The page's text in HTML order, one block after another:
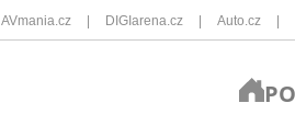
AVmania.cz DIGIarena.cz Auto.cz